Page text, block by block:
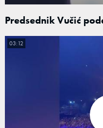
Predsednik Vučić
03:12